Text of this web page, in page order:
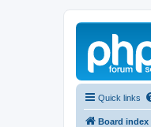
Quick links
Board index